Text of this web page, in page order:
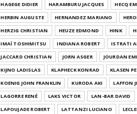
HAGEGE DIDIER
HARAMBURU JACQUES
HECQ
HERBIN AUGUSTE
HERNANDEZ MARIANO
HERZIG CHRISTIAN
HEUZE EDMOND HINK
IMAÏ TOSHIMITSU
INDIANA ROBERT
ISTRATI
JACCARD CHRISTIAN
JORN ASGER
JOURDAN
KIJNO LADISLAS
KLAPHECK KONRAD
KLASEN
KOENIG JOHN FRANKLIN
KURODA AKI
LAFFON
LAGORRE RENÉ
LAKS VICTOR
LAN-BAR DAVID
LAPOUJADE ROBERT
LATTANZI LUCIANO